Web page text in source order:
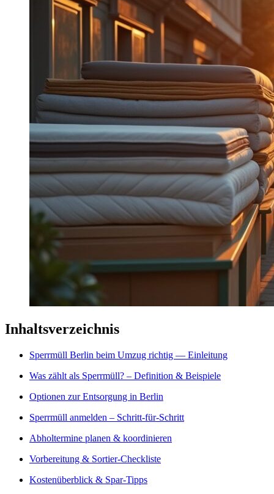
Inhaltsverzeichnis
Sperrmüll Berlin beim Umzug richtig — Einleitung
Was zählt als Sperrmüll? – Definition & Beispiele
Optionen zur Entsorgung in Berlin
Sperrmüll anmelden – Schritt-für-Schritt
Abholtermine planen & koordinieren
Vorbereitung & Sortier-Checkliste
Kostenüberblick & Spar-Tipps